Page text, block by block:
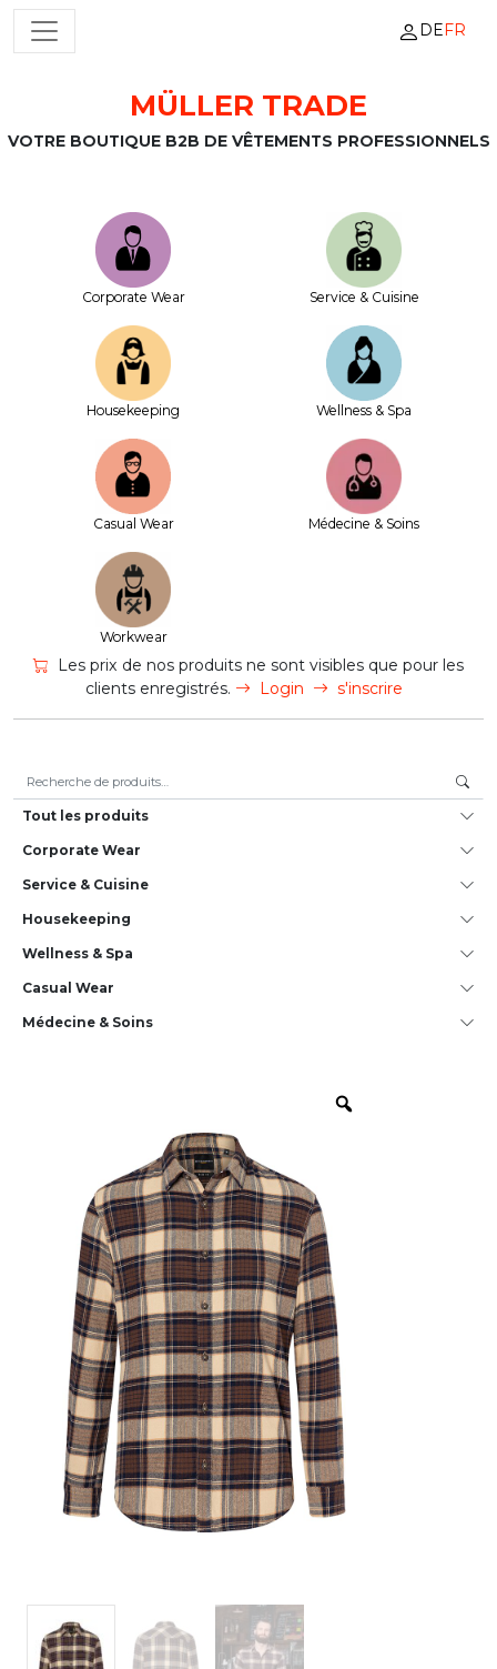
Passer au contenu
NAVIGATION PRINCIPALE DEFR
MÜLLER TRADE
VOTRE BOUTIQUE B2B DE VÊTEMENTS PROFESSIONNELS
Corporate Wear Service & Cuisine
House­keeping Wellness & Spa
Casual Wear Médecine & Soins
Workwear
Les prix de nos produits ne sont visibles que pour les
clients enregistrés.
Login s'inscrire
Tout les produits
Corporate Wear
Service & Cuisine
House­keeping
Wellness & Spa
Casual Wear
Médecine & Soins